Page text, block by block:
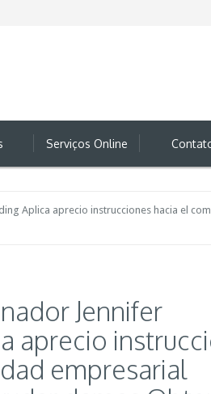
Serviços Online
Aplica aprecio instrucciones hacia el
Jennifer
aprecio
empresarial